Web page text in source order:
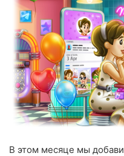
В этом месяце мы